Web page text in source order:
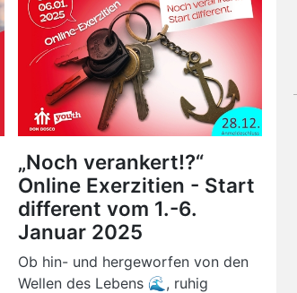
„Noch verankert!?“
Online Exerzitien - Start
different vom 1.-6.
Januar 2025
Ob hin- und hergeworfen von den
Wellen des Lebens 🌊, ruhig